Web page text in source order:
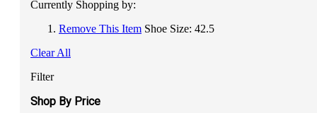
Currently Shopping by:
Remove This Item Shoe Size: 42.5
Clear All
Filter
Shop By Price